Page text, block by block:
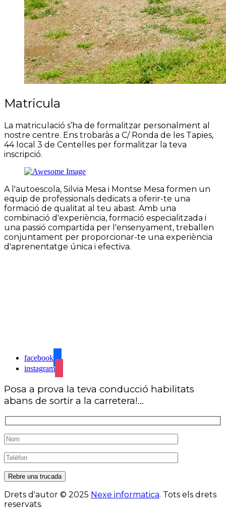
Matricula
La matriculació s’ha de formalitzar personalment al
nostre centre. Ens trobaràs a C/ Ronda de les Tapies,
44 local 3 de Centelles per formalitzar la teva
inscripció.
A l'autoescola, Silvia Mesa i Montse Mesa formen un
equip de professionals dedicats a oferir-te una
formació de qualitat al teu abast. Amb una
combinació d'experiència, formació especialitzada i
una passió compartida per l'ensenyament, treballen
conjuntament per proporcionar-te una experiència
d'aprenentatge única i efectiva.
facebook
instagram
Posa a prova la teva conducció habilitats
abans de sortir a la carretera!...
Rebre una trucada
Drets d'autor © 2025 Nexe informatica. Tots els drets
reservats.